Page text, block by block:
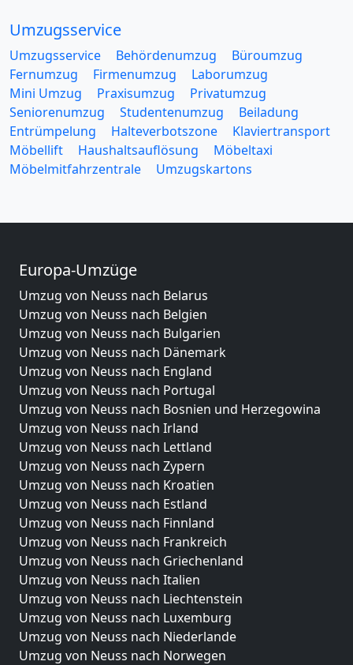
Umzugsservice
Umzugsservice Behördenumzug
Büroumzug
Fernumzug
Firmenumzug
Laborumzug
Mini Umzug
Praxisumzug
Privatumzug
Seniorenumzug
Studentenumzug
Beiladung
Entrümpelung
Halteverbotszone
Klaviertransport
Möbellift
Haushaltsauflösung
Möbeltaxi
Möbelmitfahrzentrale
Umzugskartons
Europa-Umzüge
Umzug von Neuss nach Belarus
Umzug von Neuss nach Belgien
Umzug von Neuss nach Bulgarien
Umzug von Neuss nach Dänemark
Umzug von Neuss nach England
Umzug von Neuss nach Portugal
Umzug von Neuss nach Bosnien und Herzegowina
Umzug von Neuss nach Irland
Umzug von Neuss nach Lettland
Umzug von Neuss nach Zypern
Umzug von Neuss nach Kroatien
Umzug von Neuss nach Estland
Umzug von Neuss nach Finnland
Umzug von Neuss nach Frankreich
Umzug von Neuss nach Griechenland
Umzug von Neuss nach Italien
Umzug von Neuss nach Liechtenstein
Umzug von Neuss nach Luxemburg
Umzug von Neuss nach Niederlande
Umzug von Neuss nach Norwegen